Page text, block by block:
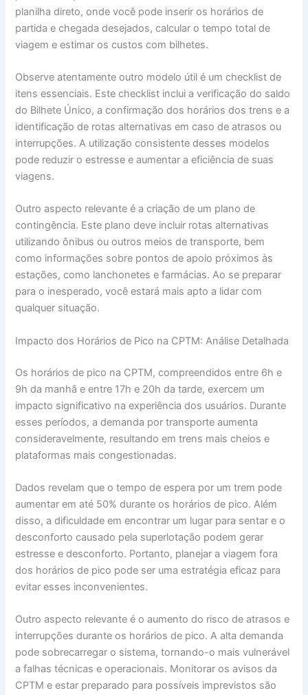
planilha direto, onde você pode inserir os horários de
partida e chegada desejados, calcular o tempo total de
viagem e estimar os custos com bilhetes.
Observe atentamente outro modelo útil é um checklist de
itens essenciais. Este checklist inclui a verificação do saldo
do Bilhete Único, a confirmação dos horários dos trens e a
identificação de rotas alternativas em caso de atrasos ou
interrupções. A utilização consistente desses modelos
pode reduzir o estresse e aumentar a eficiência de suas
viagens.
Outro aspecto relevante é a criação de um plano de
contingência. Este plano deve incluir rotas alternativas
utilizando ônibus ou outros meios de transporte, bem
como informações sobre pontos de apoio próximos às
estações, como lanchonetes e farmácias. Ao se preparar
para o inesperado, você estará mais apto a lidar com
qualquer situação.
Impacto dos Horários de Pico na CPTM: Análise Detalhada
Os horários de pico na CPTM, compreendidos entre 6h e
9h da manhã e entre 17h e 20h da tarde, exercem um
impacto significativo na experiência dos usuários. Durante
esses períodos, a demanda por transporte aumenta
consideravelmente, resultando em trens mais cheios e
plataformas mais congestionadas.
Dados revelam que o tempo de espera por um trem pode
aumentar em até 50% durante os horários de pico. Além
disso, a dificuldade em encontrar um lugar para sentar e o
desconforto causado pela superlotação podem gerar
estresse e desconforto. Portanto, planejar a viagem fora
dos horários de pico pode ser uma estratégia eficaz para
evitar esses inconvenientes.
Outro aspecto relevante é o aumento do risco de atrasos e
interrupções durante os horários de pico. A alta demanda
pode sobrecarregar o sistema, tornando-o mais vulnerável
a falhas técnicas e operacionais. Monitorar os avisos da
CPTM e estar preparado para possíveis imprevistos são